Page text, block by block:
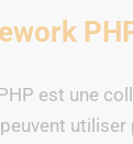
est une